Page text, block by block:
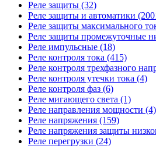
Реле защиты (32)
Реле защиты и автоматики
Реле защиты максимального
Реле защиты промежуточные
Реле импульсные (18)
Реле контроля тока (415)
Реле контроля трехфазного
Реле контроля утечки тока (4)
Реле контроля фаз (6)
Реле мигающего света (1)
Реле направления мощности (4)
Реле напряжения (159)
Реле напряжения защиты
Реле перегрузки (24)